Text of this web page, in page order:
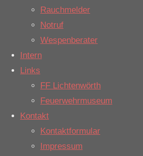
Rauchmelder
Notruf
Wespenberater
Intern
Links
FF Lichtenwörth
Feuerwehrmuseum
Kontakt
Kontaktformular
Impressum
um eine